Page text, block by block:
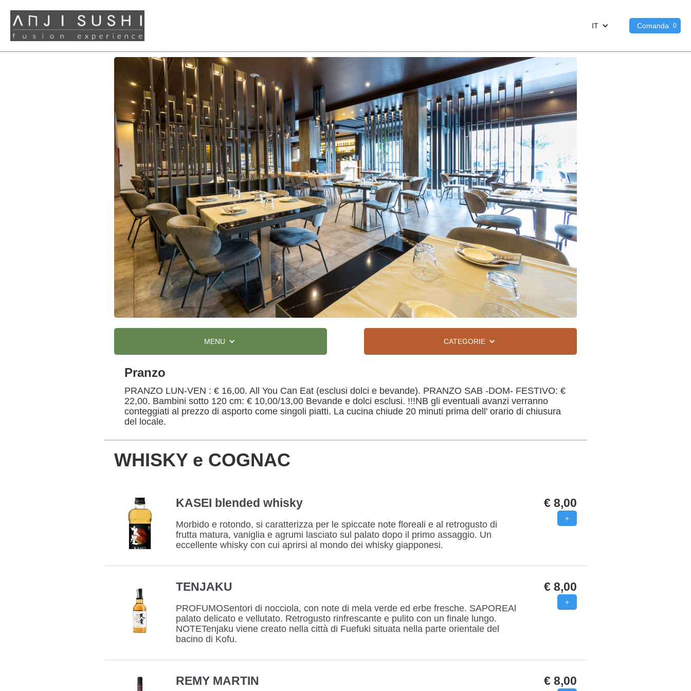
IT Comanda 0
MENU CATEGORIE
Pranzo
PRANZO LUN-VEN : € 16,00. All You Can Eat (esclusi dolci e bevande). PRANZO SAB -DOM- FESTIVO: €
22,00. Bambini sotto 120 cm: € 10,00/13,00 Bevande e dolci esclusi. !!!NB gli eventuali avanzi verranno
conteggiati al prezzo di asporto come singoli piatti. La cucina chiude 20 minuti prima dell' orario di chiusura
del locale.
WHISKY e COGNAC
KASEI blended whisky
Morbido e rotondo, si caratterizza per le spiccate note floreali e al retrogusto di
frutta matura, vaniglia e agrumi lasciato sul palato dopo il primo assaggio. Un
eccellente whisky con cui aprirsi al mondo dei whisky giapponesi.
€ 8,00
TENJAKU
PROFUMOSentori di nocciola, con note di mela verde ed erbe fresche. SAPOREAl
palato delicato e vellutato. Retrogusto rinfrescante e pulito con un finale lungo.
NOTETenjaku viene creato nella città di Fuefuki situata nella parte orientale del
bacino di Kofu.
€ 8,00
REMY MARTIN € 8,00